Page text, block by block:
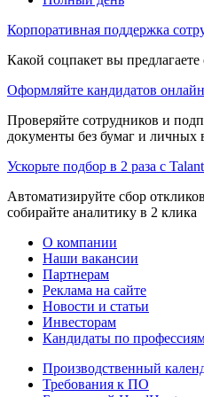
Корпоративная поддержка
Какой соцпакет вы
Оформляйте кандидатов онлайн
Проверяйте сотрудников и
документы без бумаг и личных
Ускорьте подбор в 2 раза с
Автоматизируйте сбор
собирайте аналитику в 2 клика
О компании
Наши вакансии
Партнерам
Реклама на сайте
Новости и статьи
Инвесторам
Кандидаты по
Производственный
Требования к ПО